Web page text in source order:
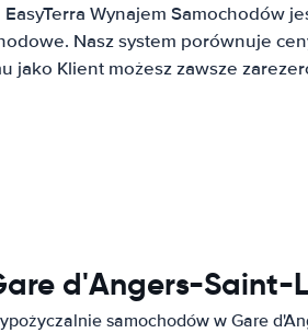
EasyTerra Wynajem Samochodów
Nasz system porównuje
jako Klient możesz zawsze
d'Angers-Saint-
samochodów w Gare